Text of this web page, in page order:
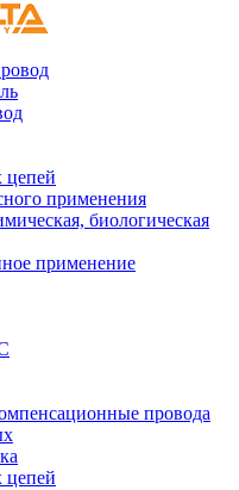
цепей
применения
биологическая
применение
провода
цепей